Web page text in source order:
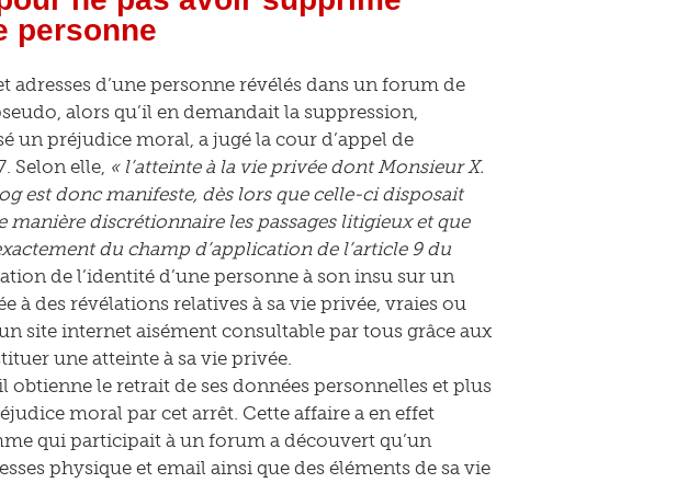
personne
d’une personne révélés dans un forum de
alors qu’il en demandait la suppression,
un préjudice moral, a jugé la cour d’appel de
Selon elle, « l’atteinte à la vie privée dont Monsieur X.
est donc manifeste, dès lors que celle-ci disposait
discrétionnaire les passages litigieux et que
du champ d’application de l’article 9 du
de l’identité d’une personne à son insu sur un
à des révélations relatives à sa vie privée, vraies ou
site internet aisément consultable par tous grâce aux
une atteinte à sa vie privée.
obtienne le retrait de ses données personnelles et plus
moral par cet arrêt. Cette affaire a en effet
qui participait à un forum a découvert qu’un
physique et email ainsi que des éléments de sa vie